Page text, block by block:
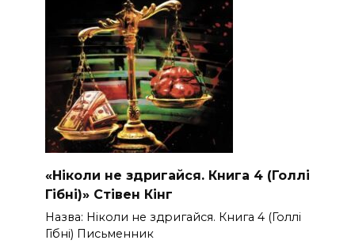
«Ніколи не здригайся. Книга 4 (Голлі
Гібні)» Стівен Кінг
Назва: Ніколи не здригайся. Книга 4 (Голлі
Гібні) Письменник